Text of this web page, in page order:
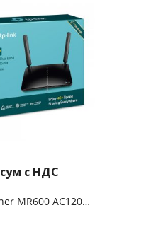
сум с НДС
TP-Link Archer MR600 AC1200 Двухдиапазонный беспроводной гигабитный 4G+ Cat.6 LTE маршрутизатор co слотом для SIM-карты